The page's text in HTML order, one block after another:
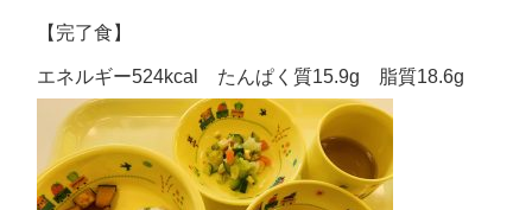
【完了食】
エネルギー524kcal たんぱく質15.9g 脂質18.6g